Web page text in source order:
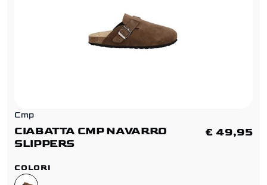
Cmp
CIABATTA CMP NAVARRO
SLIPPERS
€ 49,95
COLORI